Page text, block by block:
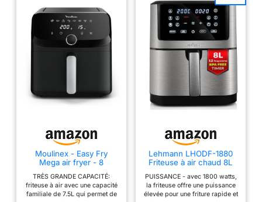
Moulinex - Easy Fry
Mega air fryer - 8
programmes - 7.5 L -
Noir
TRÈS GRANDE CAPACITÉ:
friteuse à air avec une capacité
familiale de 7.5L qui permet de
Lehmann LHODF-1880
Friteuse à air chaud 8L
programmes, Friteuse
sans huile jusqu'à 200°C,
Air Fryer avec minuterie,
PUISSANCE - avec 1800 watts,
la friteuse offre une puissance
élevée pour une friture rapide et